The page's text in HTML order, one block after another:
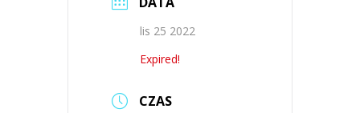
lis 25 2022
Expired!
CZAS